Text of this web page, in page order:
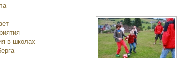
в школах